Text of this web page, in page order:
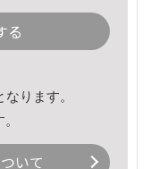
る
ります。
いて